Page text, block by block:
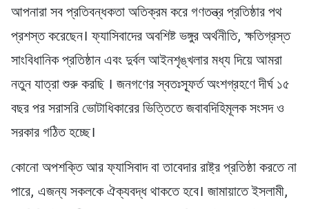
আপনারা সব প্রতিবন্ধকতা অতিক্রম করে গণতন্ত্র প্রতিষ্ঠার পথ
প্রশস্ত করেছেন। ফ্যাসিবাদের অবশিষ্ট ভঙ্গুর অর্থনীতি, ক্ষতিগ্রস্ত
সাংবিধানিক প্রতিষ্ঠান এবং দুর্বল আইনশৃঙ্খলার মধ্য দিয়ে আমরা
নতুন যাত্রা শুরু করছি । জনগণের স্বতঃস্ফূর্ত অংশগ্রহণে দীর্ঘ ১৫
বছর পর সরাসরি ভোটাধিকারের ভিত্তিতে জবাবদিহিমূলক সংসদ ও
সরকার গঠিত হচ্ছে।​
কোনো অপশক্তি আর ফ্যাসিবাদ বা তাবেদার রাষ্ট্র প্রতিষ্ঠা করতে না
পারে, এজন্য সকলকে ঐক্যবদ্ধ থাকতে হবে। জামায়াতে ইসলামী,